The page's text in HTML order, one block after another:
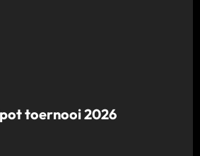
toernooi 2026